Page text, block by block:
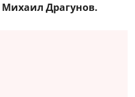
Михаил Драгунов.